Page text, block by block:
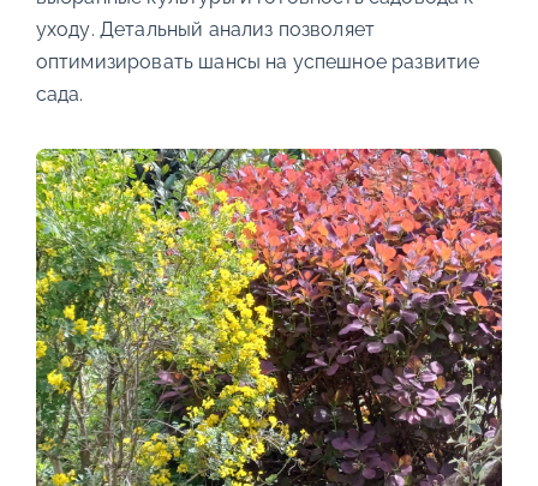
уходу. Детальный анализ позволяет
оптимизировать шансы на успешное развитие
сада.